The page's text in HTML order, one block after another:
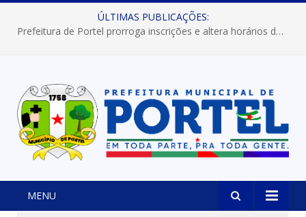
ÚLTIMAS PUBLICAÇÕES:
Prefeitura de Portel prorroga inscrições e altera horários dos concursos “Musa” e “Miss Mix Verão 2026”
MENU